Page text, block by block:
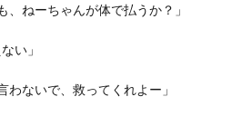
ねーちゃんが体で払うか？」
い」
ないで、救ってくれよー」